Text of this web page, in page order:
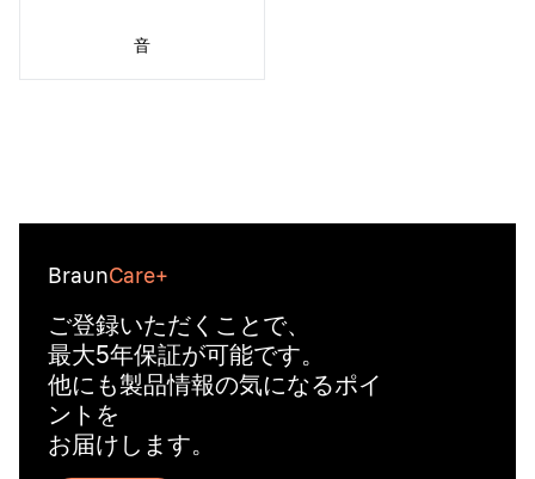
音
BraunCare+
ご登録いただくことで、
最大5年保証が可能です。
他にも製品情報の気になるポイ
ントを
お届けします。